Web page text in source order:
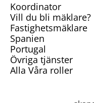
Koordinator
Vill du bli mäklare?
Fastighetsmäklare
Spanien
Portugal
Övriga tjänster
Alla Våra roller